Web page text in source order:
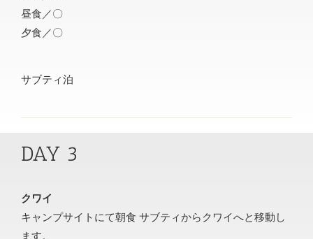
昼食／〇
夕食／〇
サブティ泊
DAY 3
クワイ
キャンプサイトにて朝食 サブティからクワイへと移動し
ます。